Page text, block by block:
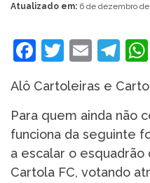
Atualizado em: 6 de dezembro
Facebook
Twitter
Email
Alô Cartoleiras e
Para quem ainda não
funciona da seguinte
a escalar o esquadrão
Cartola FC, votando